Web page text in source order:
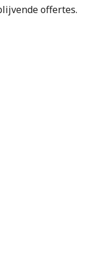
offertes.